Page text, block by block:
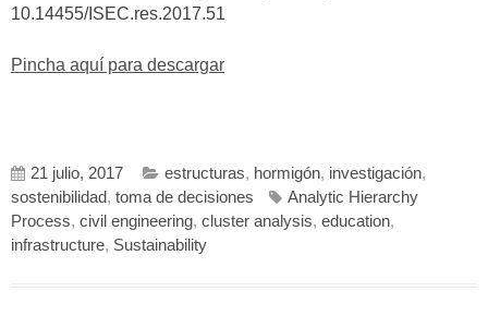
10.14455/ISEC.res.2017.51
Pincha aquí para descargar
21 julio, 2017 estructuras, hormigón, investigación,
sostenibilidad, toma de decisiones
Analytic Hierarchy
Process, civil engineering, cluster analysis, education,
infrastructure, Sustainability